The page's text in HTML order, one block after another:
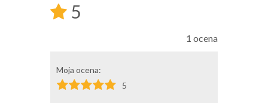
5
1 ocena
Moja ocena:
5